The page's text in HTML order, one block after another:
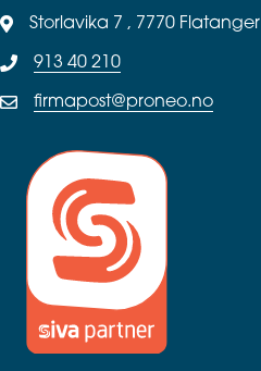
Storlavika 7 , 7770 Flatanger
913 40 210
firmapost@proneo.no